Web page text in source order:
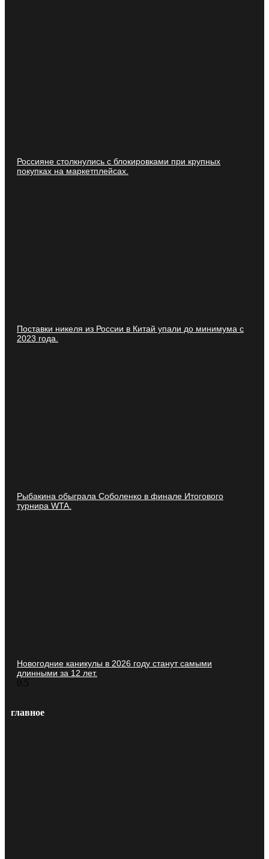
Россияне столкнулись с блокировками при крупных
покупках на маркетплейсах.
Поставки никеля из России в Китай упали до минимума с
2023 года.
Рыбакина обыграла Соболенко в финале Итогового
турнира WTA.
Новогодние каникулы в 2026 году станут самыми
длинными за 12 лет.
главное